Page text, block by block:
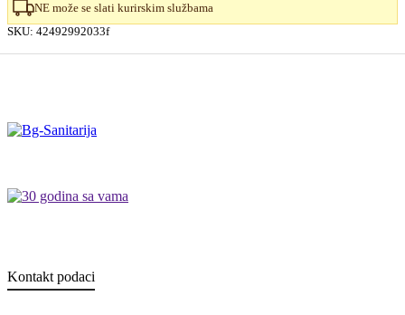
NE može se slati kurirskim službama
SKU: 42492992033f
Kontakt podaci